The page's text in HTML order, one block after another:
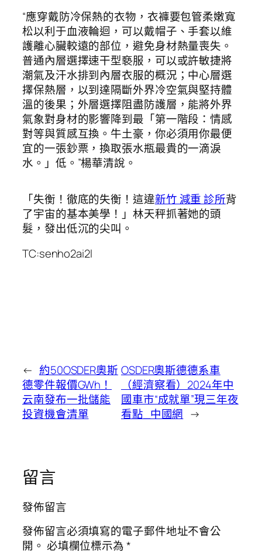
“應穿戴防冷保熱的衣物，衣褲要包管柔嫩寬
松以利于血液輪迴，可以戴帽子、手套以維
護離心臟較遠的部位，避免身材熱量喪失。
普通內層選擇速干型褻服，可以或許敏捷將
潮氣及汗水排到內層衣服的概況；中心層選
擇保熱層，以到達隔斷外界冷空氣與堅持體
溫的後果；外層選擇阻盡防護層，能將外界
氣象對身材的影響降到最「第一階段：情感
對等與質感互換。牛土豪，你必須用你最便
宜的一張鈔票，換取張水瓶最貴的一滴淚
水。」低。”楊華清說。
「失衡！徹底的失衡！這違新竹 減重 診所背
了宇宙的基本美學！」林天秤抓著她的頭
髮，發出低沉的尖叫。
TC:senho2ai2l
← 約50OSDER奧斯
德零件報價GWh！
云南發布一批儲能
投資機會清單
OSDER奧斯德德系車
（經濟察看）2024年中
國車市“成就單”現三年夜
看點_中國網 →
留言
發佈留言
發佈留言必須填寫的電子郵件地址不會公
開。 必填欄位標示為*